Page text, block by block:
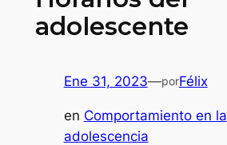
adolescente
Ene 31, 2023—porFélix
en Comportamiento en la
adolescencia